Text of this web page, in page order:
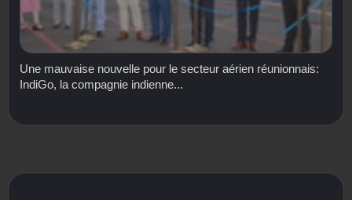
Une mauvaise nouvelle pour le secteur aérien réunionnais:
IndiGo, la compagnie indienne...